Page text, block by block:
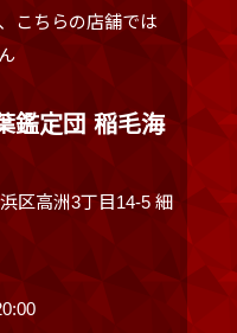
こちらの店舗では
鑑定団 稲毛海
区高洲3丁目14-5 細